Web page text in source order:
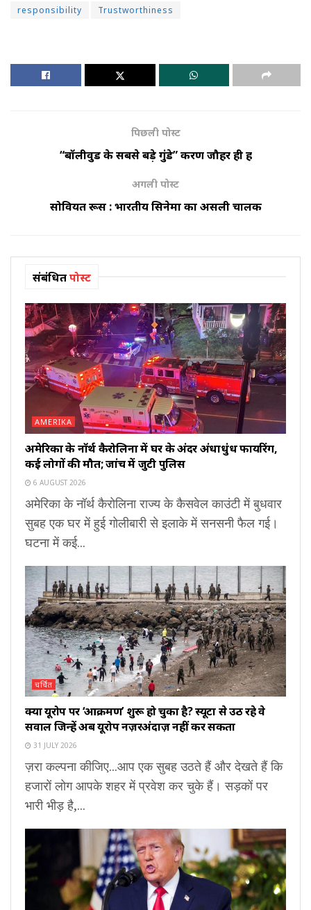
responsibility
Trustworthiness
पिछली पोस्ट
“बॉलीवुड के सबसे बड़े गुंडे” करण जौहर ही हैं
अगली पोस्ट
सोवियत रूस : भारतीय सिनेमा का असली चालक
संबंधितपोस्ट
AMERIKA
अमेरिका के नॉर्थ कैरोलिना में घर के अंदर अंधाधुंध फायरिंग,
कई लोगों की मौत; जांच में जुटी पुलिस
6 AUGUST 2026
अमेरिका के नॉर्थ कैरोलिना राज्य के कैसवेल काउंटी में बुधवार
सुबह एक घर में हुई गोलीबारी से इलाके में सनसनी फैल गई।
घटना में कई...
चर्चित
क्या यूरोप पर ‘आक्रमण’ शुरू हो चुका है? स्यूटा से उठ रहे वे
सवाल जिन्हें अब यूरोप नज़रअंदाज़ नहीं कर सकता
31 JULY 2026
ज़रा कल्पना कीजिए...आप एक सुबह उठते हैं और देखते हैं कि
हजारों लोग आपके शहर में प्रवेश कर चुके हैं। सड़कों पर
भारी भीड़ है,...